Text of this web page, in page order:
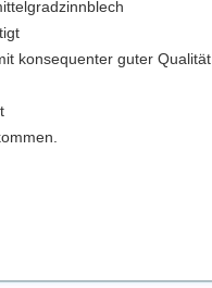
konsequenter guter Qualität